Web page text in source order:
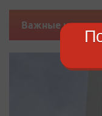
Важные новости